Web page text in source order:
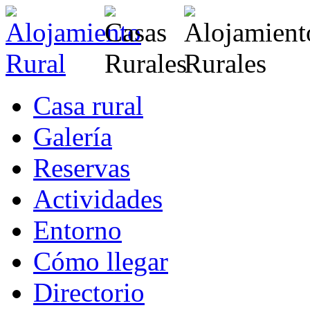
Casa rural
Galería
Reservas
Actividades
Entorno
Cómo llegar
Directorio